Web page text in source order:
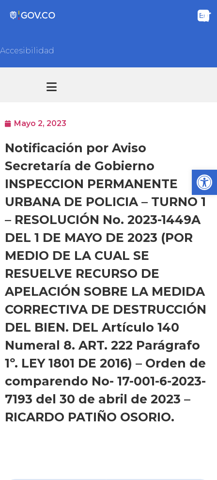
Accesibilidad
Mayo 2, 2023
Notificación por Aviso
Secretaría de Gobierno
INSPECCION PERMANENTE
URBANA DE POLICIA – TURNO 1
– RESOLUCIÓN No. 2023-1449A
DEL 1 DE MAYO DE 2023 (POR
MEDIO DE LA CUAL SE
RESUELVE RECURSO DE
APELACIÓN SOBRE LA MEDIDA
CORRECTIVA DE DESTRUCCIÓN
DEL BIEN. DEL Artículo 140
Numeral 8. ART. 222 Parágrafo
1º. LEY 1801 DE 2016) – Orden de
comparendo No- 17-001-6-2023-
7193 del 30 de abril de 2023 –
RICARDO PATIÑO OSORIO.